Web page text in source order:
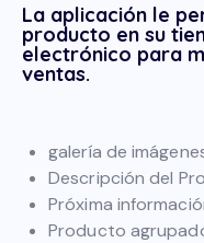
La aplicación le
producto en su
electrónico para
ventas.
galería de
Descripción del
Próxima
Producto